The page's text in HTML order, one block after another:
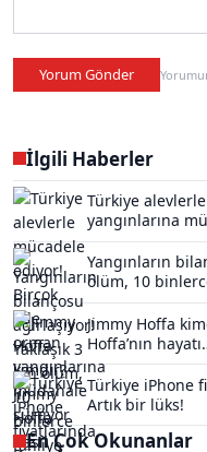
Yorum Gönder
İlgili Haberler
Türkiye
yangınlarına
Yangınların
ölüm, 10
Jimmy Hoffa
Hoffa’nın
Türkiye iPhone
Artık bir lüks!
En Çok Okunanlar